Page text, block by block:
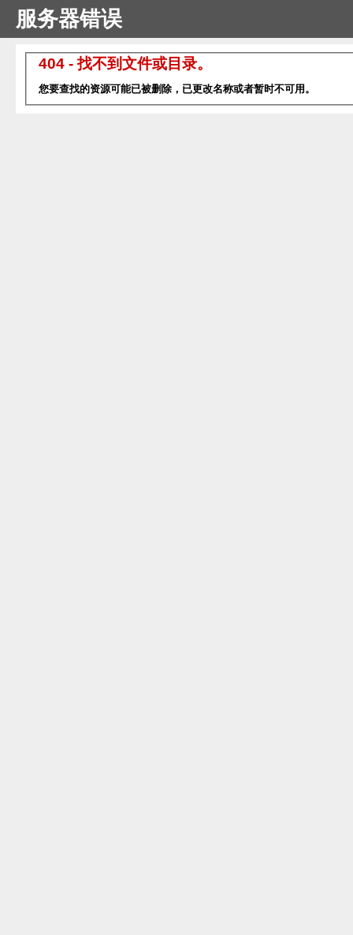
服务器错误
404 - 找不到文件或目录。
您要查找的资源可能已被删除，已更改名称或者暂时不可用。